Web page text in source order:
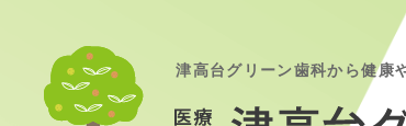
津高台グリーン歯科から健康